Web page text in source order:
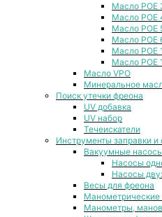
Масло POE
Масло POE
Масло POE
Масло POE
Масло POE
Масло POE
Масло VPO
Минеральное
Поиск утечки фреона
UV добавка
UV набор
Течеискатели
Инструменты заправки
Вакуумные насосы
Насосы
Насосы
Весы для фреона
Манометрические
Манометры,